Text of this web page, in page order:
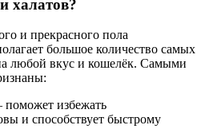
халатов?
и прекрасного пола
большое количество самых
любой вкус и кошелёк. Самыми
избежать
и способствует быстрому